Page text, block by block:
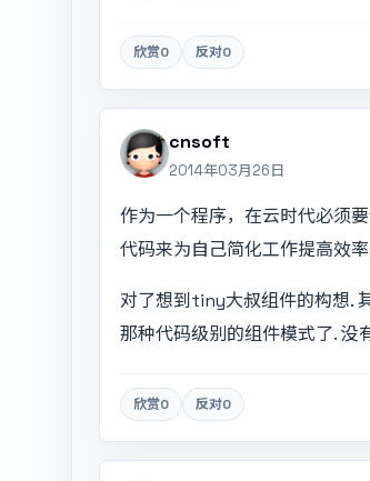
欣赏0 反对0
cnsoft
2014年03月26日
作为一个程序，在云时代必须
代码来为自己简化工作提高效
对了想到tiny大叔组件的构想.
那种代码级别的组件模式了. 没
欣赏0 反对0